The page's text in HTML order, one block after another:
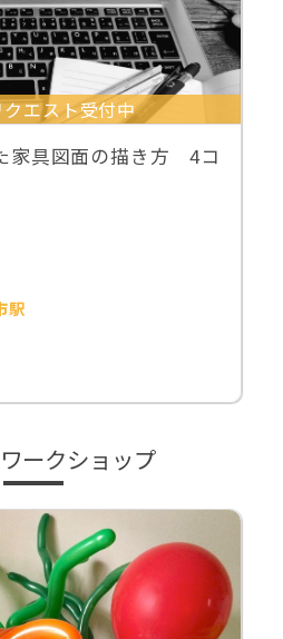
クエスト受付中
家具図面の描き方 4コ
駅
ークショップ